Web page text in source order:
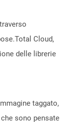
Cloud,
delle librerie
taggato,
sono pensate